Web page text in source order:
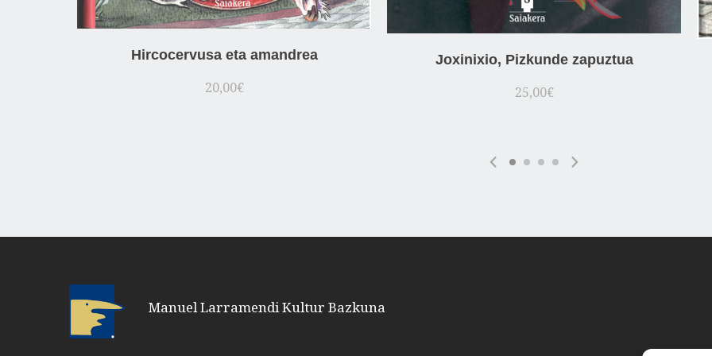
Hircocervusa eta amandrea
20,00€
Joxinixio, Pizkunde zapuztua
25,00€
Manuel Larramendi Kultur Bazkuna